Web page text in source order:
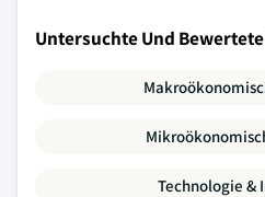
Untersuchte Und
Technologie &